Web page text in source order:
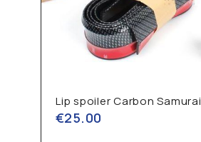
Lip spoiler Carbon Samurai
€25.00